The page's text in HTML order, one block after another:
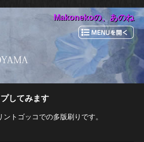
してみます
トゴッコでの多版刷りです。
Makonekoの、あのね